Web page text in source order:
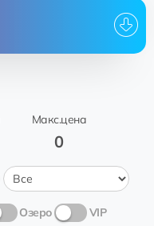
Макс.цена
0
Озеро VIP